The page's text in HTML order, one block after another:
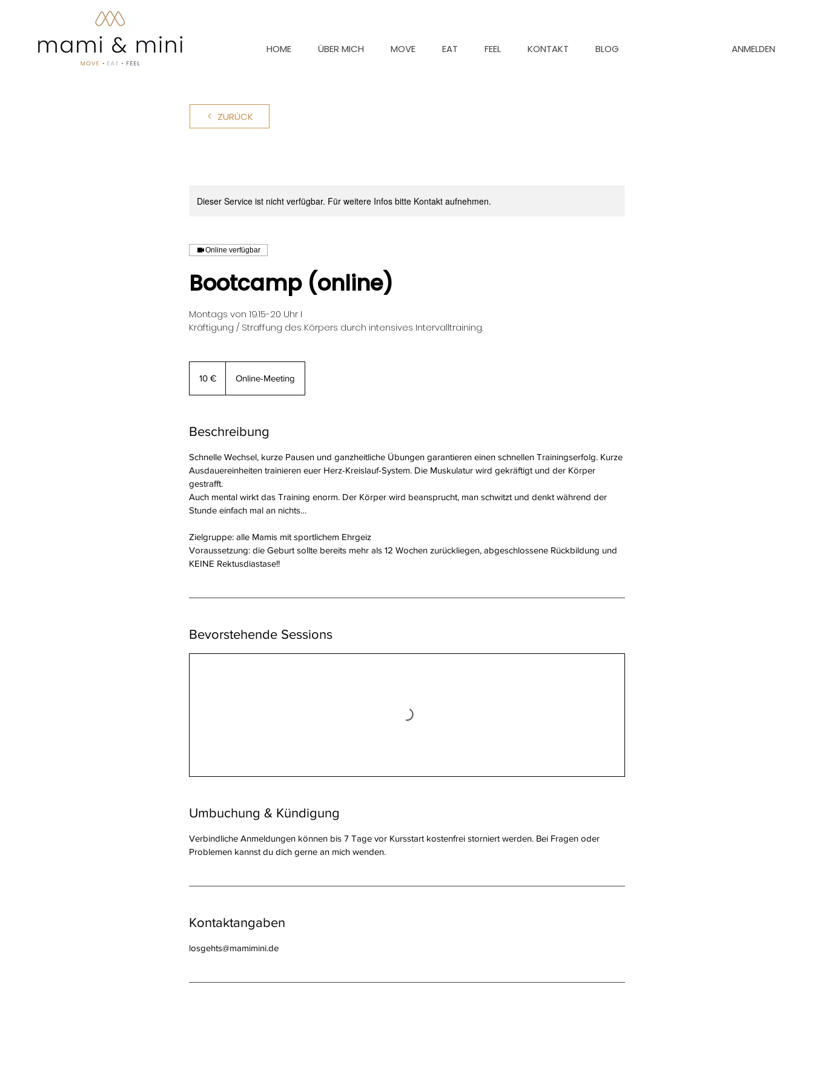
HOME ÜBER MICH MOVE EAT FEEL KONTAKT BLOG ANMELDEN
ZURÜCK
Dieser Service ist nicht verfügbar. Für weitere Infos bitte Kontakt aufnehmen.
Online verfügbar
Bootcamp (online)
Montags von 19.15-20 Uhr I
Kräftigung / Straffung des Körpers durch intensives Intervalltraining.
10 € Online-Meeting
Beschreibung
Schnelle Wechsel, kurze Pausen und ganzheitliche Übungen garantieren einen schnellen Trainingserfolg. Kurze
Ausdauereinheiten trainieren euer Herz-Kreislauf-System. Die Muskulatur wird gekräftigt und der Körper
gestrafft.
Auch mental wirkt das Training enorm. Der Körper wird beansprucht, man schwitzt und denkt während der
Stunde einfach mal an nichts…
Zielgruppe: alle Mamis mit sportlichem Ehrgeiz
Voraussetzung: die Geburt sollte bereits mehr als 12 Wochen zurückliegen, abgeschlossene Rückbildung und
KEINE Rektusdiastase!!
Bevorstehende Sessions
Umbuchung & Kündigung
Verbindliche Anmeldungen können bis 7 Tage vor Kursstart kostenfrei storniert werden. Bei Fragen oder
Problemen kannst du dich gerne an mich wenden.
Kontaktangaben
losgehts@mamimini.de